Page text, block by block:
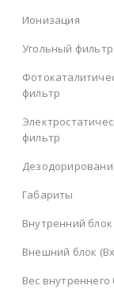
Ионизация
Угольный фильтр
фильтр
фильтр
Габариты
Внутренний
Внешний блок
Вес внутреннего